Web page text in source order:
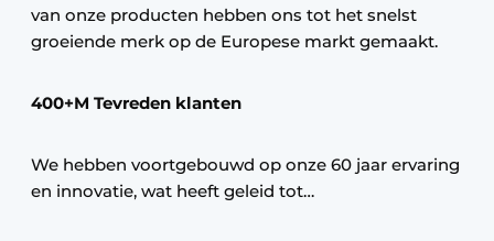
van onze producten hebben ons tot het snelst
groeiende merk op de Europese markt gemaakt.
400+M Tevreden klanten
We hebben voortgebouwd op onze 60 jaar ervaring
en innovatie, wat heeft geleid tot…